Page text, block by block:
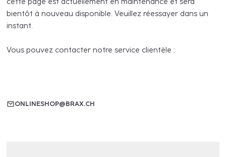
bientôt à nouveau disponible. Veuillez réessayer dans un
instant.
Vous pouvez contacter notre service clientèle :
ONLINESHOP@BRAX.CH